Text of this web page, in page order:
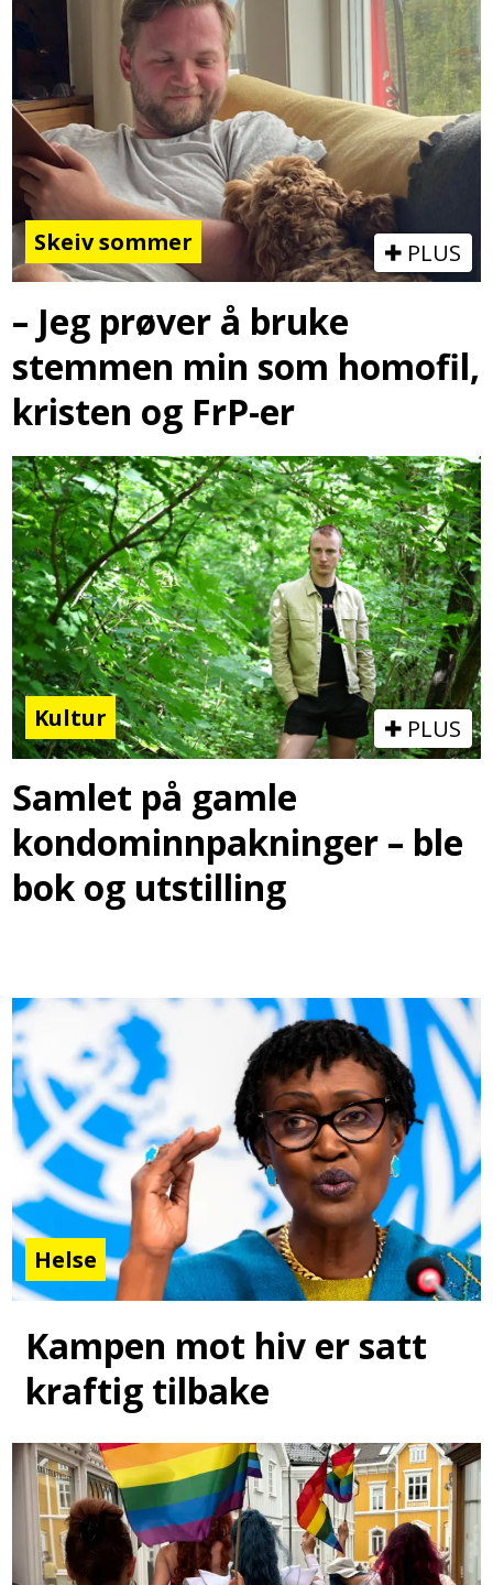
Skeiv sommer PLUS
– Jeg prøver å bruke
stemmen min som homofil,
kristen og FrP-er
Kultur PLUS
Samlet på gamle
kondominnpakninger – ble
bok og utstilling
Helse
Kampen mot hiv er satt
kraftig tilbake